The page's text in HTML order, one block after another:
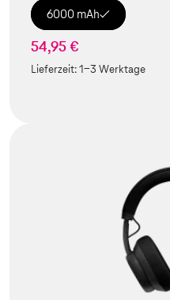
6000 mAh
54,95 €
Lieferzeit:1-3 Werktage